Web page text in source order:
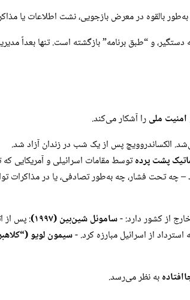
بالقوه در معرض بازجویی، نشت اطلاعات یا
و “طبق برنامه” بازگشته است. تنها بعداً
امنیت ملیرا آشکار می‌کند.
الکساندروویچ پس از یک شب در زندان آزاد شد.
پشت پردهتوسط مقامات اسرائیلی و آمریکایی
– چه تحت فشار، چه به‌طور تصادفی، یا در مذاکرات
از کشور دارد: -ساموئل شین‌بین (۱۹۹۷)
: پس از
از اسرائیل مبارزه کرد. -سیمون لویو
به نظر می‌رسد.